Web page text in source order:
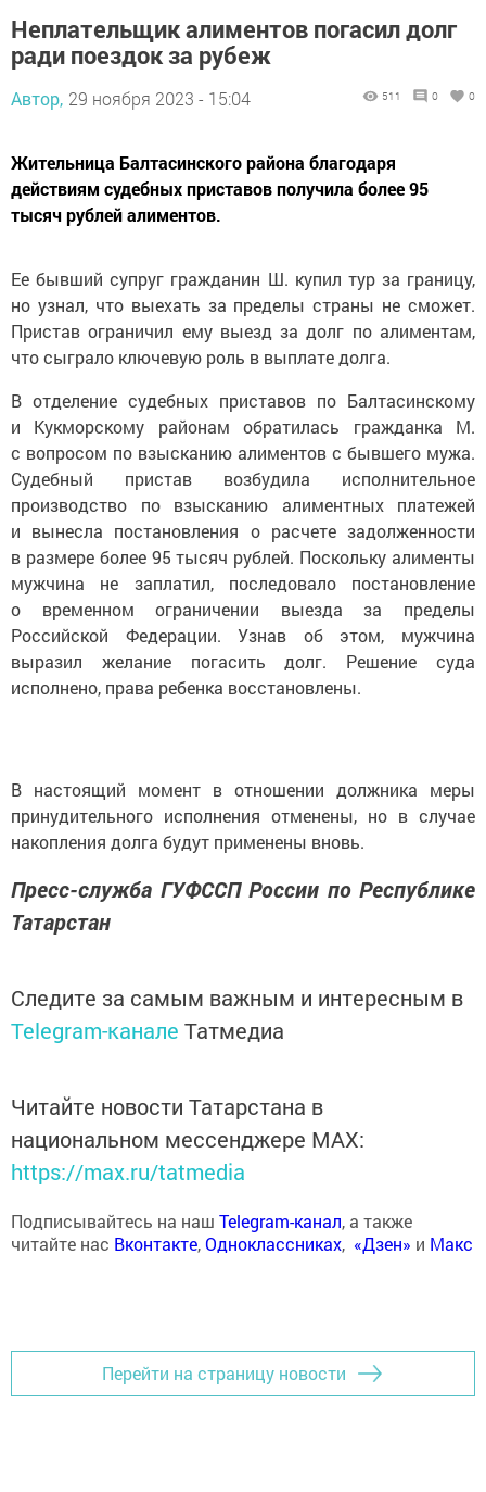
Неплательщик алиментов погасил долг
ради поездок за рубеж
Автор, 29 ноября 2023 - 15:04 511 0 0
Жительница Балтасинского района благодаря
действиям судебных приставов получила более 95
тысяч рублей алиментов.
Ее бывший супруг гражданин Ш. купил тур за границу,
но узнал, что выехать за пределы страны не сможет.
Пристав ограничил ему выезд за долг по алиментам,
что сыграло ключевую роль в выплате долга.
В отделение судебных приставов по Балтасинскому
и Кукморскому районам обратилась гражданка М.
с вопросом по взысканию алиментов с бывшего мужа.
Судебный пристав возбудила исполнительное
производство по взысканию алиментных платежей
и вынесла постановления о расчете задолженности
в размере более 95 тысяч рублей. Поскольку алименты
мужчина не заплатил, последовало постановление
о временном ограничении выезда за пределы
Российской Федерации. Узнав об этом, мужчина
выразил желание погасить долг. Решение суда
исполнено, права ребенка восстановлены.
В настоящий момент в отношении должника меры
принудительного исполнения отменены, но в случае
накопления долга будут применены вновь.
Пресс-служба ГУФССП России по Республике
Татарстан
Следите за самым важным и интересным в
Telegram-канале Татмедиа
Читайте новости Татарстана в
национальном мессенджере MАХ:
https://max.ru/tatmedia
Подписывайтесь на наш Telegram-канал, а также
читайте нас Вконтакте,Одноклассниках, «Дзен» и Макс
Перейти на страницу новости